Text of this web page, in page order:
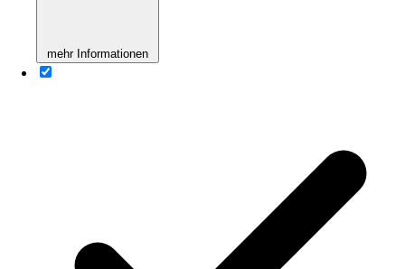
mehr Informationen